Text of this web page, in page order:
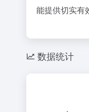
能提供切实有
数据统计